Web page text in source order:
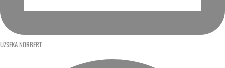
UZSEKA NORBERT